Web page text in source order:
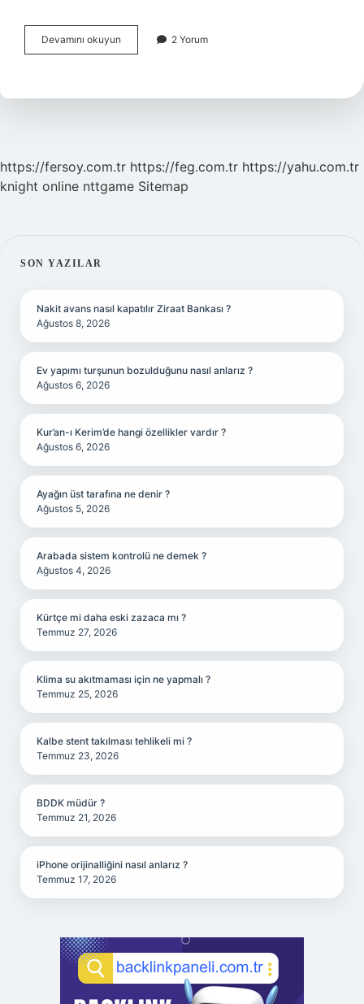
Devamını okuyun Vazgeçmek
Birleşik
2 Yorum
https://fersoy.com.tr https://feg.com.tr https://yahu.com.tr
knight online nttgame Sitemap
SIDEBAR
SON YAZILAR
Nakit avans nasıl kapatılır Ziraat Bankası ?
Ağustos 8, 2026
Ev yapımı turşunun bozulduğunu nasıl anlarız ?
Ağustos 6, 2026
Kur’an-ı Kerim’de hangi özellikler vardır ?
Ağustos 6, 2026
Ayağın üst tarafına ne denir ?
Ağustos 5, 2026
Arabada sistem kontrolü ne demek ?
Ağustos 4, 2026
Kürtçe mi daha eski zazaca mı ?
Temmuz 27, 2026
Klima su akıtmaması için ne yapmalı ?
Temmuz 25, 2026
Kalbe stent takılması tehlikeli mi ?
Temmuz 23, 2026
BDDK müdür ?
Temmuz 21, 2026
iPhone orijinalliğini nasıl anlarız ?
Temmuz 17, 2026